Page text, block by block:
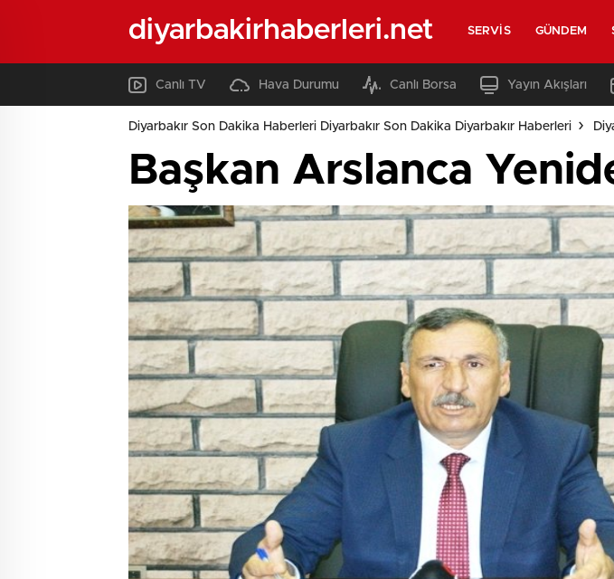
diyarbakirhaberleri.net SERVIS GÜNDEM
Canlı TV Hava Durumu Canlı Borsa Yayın Akışları
Diyarbakır Son Dakika Haberleri Diyarbakır Son Dakika Diyarbakır Haberleri
Başkan Arslanca